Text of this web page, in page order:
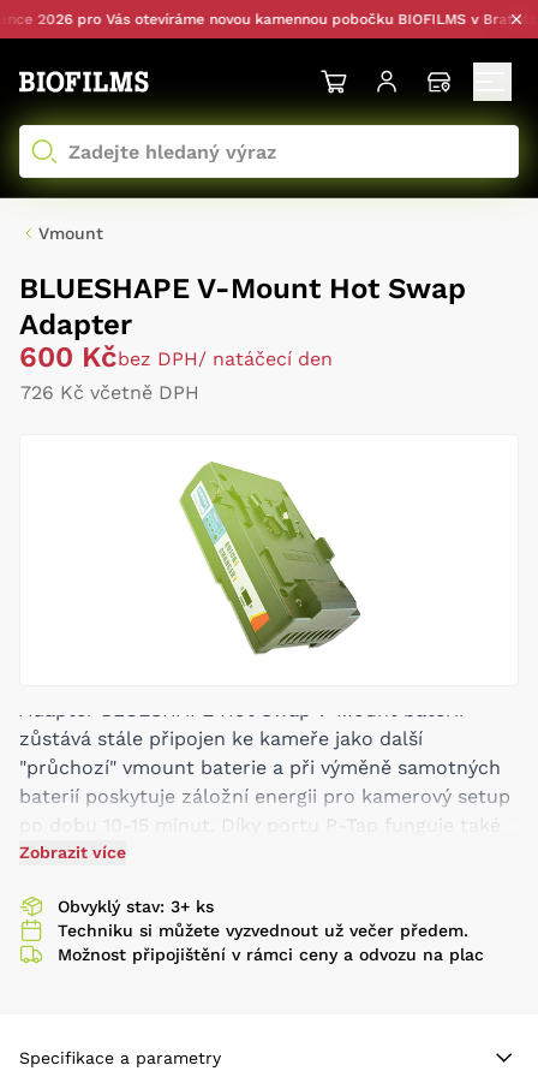
2026 pro Vás otevíráme novou kamennou pobočku BIOFILMS v
Vmount
BLUESHAPE V-Mount Hot Swap
Adapter
600 Kčbez DPH/ natáčecí den
726 Kč včetně DPH
Adaptér BLUESHAPE Hot Swap V-Mount baterií
zůstává stále připojen ke kameře jako další
"průchozí" vmount baterie a při výměně samotných
baterií poskytuje záložní energii pro kamerový setup
po dobu 10-15 minut. Díky portu P-Tap funguje také
jako zdroj nepřerušého příkonu energie pro
Jakmile je připojena nová baterie, adaptér se
automaticky nabije a poté zůstane připraven pro
Adaptér také podporuje datovou komunikaci z
Zobrazit více
Obvyklý stav: 3+ ks
Techniku si můžete vyzvednout už večer předem.
Možnost připojištění v rámci ceny a odvozu na plac
Specifikace a parametry